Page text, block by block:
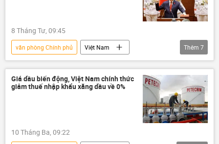
8 Tháng Tư, 09:45
văn phòng Chính phủ
Việt Nam
thông tin
Chính phủ
Thủ tướng
bổ nhiệm
tuyển chọn, bổ nhiệm
Kinh tế
chiến lược phát triển kinh tế
Thêm 7
Giá dầu biến động, Việt Nam chính thức
giảm thuế nhập khẩu xăng dầu về 0%
10 Tháng Ba, 09:22